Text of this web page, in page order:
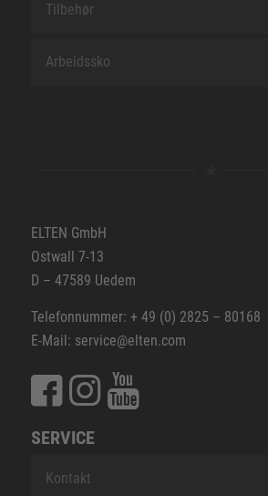
Tilbehør
Arbeidssko
ELTEN GmbH
Ostwall 7-13
D – 47589 Uedem
Telefonnummer: + 49 (0) 2825 – 80168
E-Mail: service@elten.com
SERVICE
Kontakt